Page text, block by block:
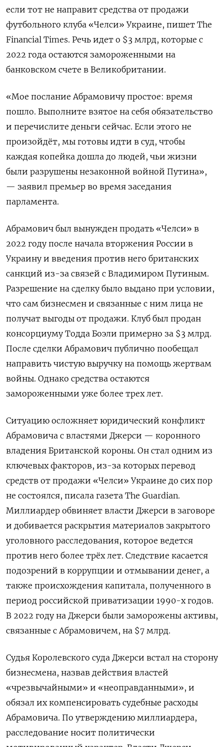
если тот не направит средства от продажи
футбольного клуба «Челси» Украине, пишет The
Financial Times. Речь идет о $3 млрд, которые с
2022 года остаются замороженными на
банковском счете в Великобритании.
«Мое послание Абрамовичу простое: время
пошло. Выполните взятое на себя обязательство
и перечислите деньги сейчас. Если этого не
произойдёт, мы готовы идти в суд, чтобы
каждая копейка дошла до людей, чьи жизни
были разрушены незаконной войной Путина»,
— заявил премьер во время заседания
парламента.
Абрамович был вынужден продать «Челси» в
2022 году после начала вторжения России в
Украину и введения против него британских
санкций из-за связей с Владимиром Путиным.
Разрешение на сделку было выдано при условии,
что сам бизнесмен и связанные с ним лица не
получат выгоды от продажи. Клуб был продан
консорциуму Тодда Боэли примерно за $3 млрд.
После сделки Абрамович публично пообещал
направить чистую выручку на помощь жертвам
войны. Однако средства остаются
замороженными уже более трех лет.
Ситуацию осложняет юридический конфликт
Абрамовича с властями Джерси — коронного
владения Британской короны. Он стал одним из
ключевых факторов, из-за которых перевод
средств от продажи «Челси» Украине до сих пор
не состоялся, писала газета The Guardian.
Миллиардер обвиняет власти Джерси в заговоре
и добивается раскрытия материалов закрытого
уголовного расследования, которое ведется
против него более трёх лет. Следствие касается
подозрений в коррупции и отмывании денег, а
также происхождения капитала, полученного в
период российской приватизации 1990-х годов.
В 2022 году на Джерси были заморожены активы,
связанные с Абрамовичем, на $7 млрд.
Судья Королевского суда Джерси встал на сторону
бизнесмена, назвав действия властей
«чрезвычайными» и «неоправданными», и
обязал их компенсировать судебные расходы
Абрамовича. По утверждению миллиардера,
расследование носит политически